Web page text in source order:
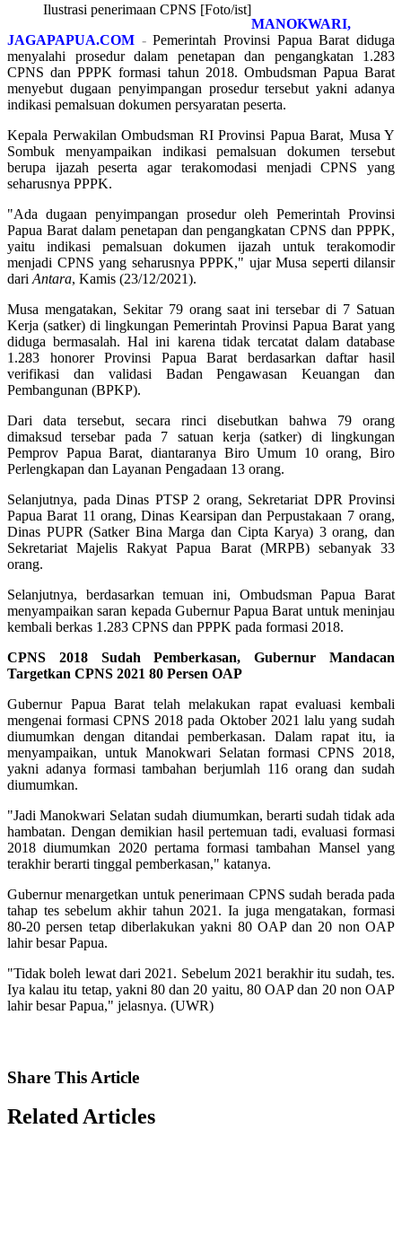
Ilustrasi penerimaan CPNS [Foto/ist]
MANOKWARI,
JAGAPAPUA.COM -Pemerintah Provinsi Papua Barat diduga
menyalahi prosedur dalam penetapan dan pengangkatan 1.283
CPNS dan PPPK formasi tahun 2018. Ombudsman Papua Barat
menyebut dugaan penyimpangan prosedur tersebut yakni adanya
indikasi pemalsuan dokumen persyaratan peserta.
Kepala Perwakilan Ombudsman RI Provinsi Papua Barat, Musa Y
Sombuk menyampaikan indikasi pemalsuan dokumen tersebut
berupa ijazah peserta agar terakomodasi menjadi CPNS yang
seharusnya PPPK.
"Ada dugaan penyimpangan prosedur oleh Pemerintah Provinsi
Papua Barat dalam penetapan dan pengangkatan CPNS dan PPPK,
yaitu indikasi pemalsuan dokumen ijazah untuk terakomodir
menjadi CPNS yang seharusnya PPPK," ujar Musa seperti dilansir
dari Antara, Kamis (23/12/2021).
Musa mengatakan, Sekitar 79 orang saat ini tersebar di 7 Satuan
Kerja (satker) di lingkungan Pemerintah Provinsi Papua Barat yang
diduga bermasalah. Hal ini karena tidak tercatat dalam database
1.283 honorer Provinsi Papua Barat berdasarkan daftar hasil
verifikasi dan validasi Badan Pengawasan Keuangan dan
Pembangunan (BPKP).
Dari data tersebut, secara rinci disebutkan bahwa 79 orang
dimaksud tersebar pada 7 satuan kerja (satker) di lingkungan
Pemprov Papua Barat, diantaranya Biro Umum 10 orang, Biro
Perlengkapan dan Layanan Pengadaan 13 orang.
Selanjutnya, pada Dinas PTSP 2 orang, Sekretariat DPR Provinsi
Papua Barat 11 orang, Dinas Kearsipan dan Perpustakaan 7 orang,
Dinas PUPR (Satker Bina Marga dan Cipta Karya) 3 orang, dan
Sekretariat Majelis Rakyat Papua Barat (MRPB) sebanyak 33
orang.
Selanjutnya, berdasarkan temuan ini, Ombudsman Papua Barat
menyampaikan saran kepada Gubernur Papua Barat untuk meninjau
kembali berkas 1.283 CPNS dan PPPK pada formasi 2018.
CPNS 2018 Sudah Pemberkasan, Gubernur Mandacan
Targetkan CPNS 2021 80 Persen OAP
Gubernur Papua Barat telah melakukan rapat evaluasi kembali
mengenai formasi CPNS 2018 pada Oktober 2021 lalu yang sudah
diumumkan dengan ditandai pemberkasan. Dalam rapat itu, ia
menyampaikan, untuk Manokwari Selatan formasi CPNS 2018,
yakni adanya formasi tambahan berjumlah 116 orang dan sudah
diumumkan.
"Jadi Manokwari Selatan sudah diumumkan, berarti sudah tidak ada
hambatan. Dengan demikian hasil pertemuan tadi, evaluasi formasi
2018 diumumkan 2020 pertama formasi tambahan Mansel yang
terakhir berarti tinggal pemberkasan," katanya.
Gubernur menargetkan untuk penerimaan CPNS sudah berada pada
tahap tes sebelum akhir tahun 2021. Ia juga mengatakan, formasi
80-20 persen tetap diberlakukan yakni 80 OAP dan 20 non OAP
lahir besar Papua.
"Tidak boleh lewat dari 2021. Sebelum 2021 berakhir itu sudah, tes.
Iya kalau itu tetap, yakni 80 dan 20 yaitu, 80 OAP dan 20 non OAP
lahir besar Papua," jelasnya. (UWR)
Share This Article
RelatedArticles